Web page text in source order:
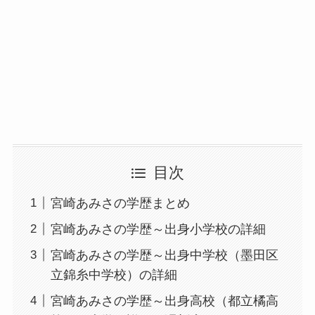
目次
宮崎あみさの学歴まとめ
宮崎あみさの学歴～出身小学校の詳細
宮崎あみさの学歴～出身中学校（墨田区
立錦糸中学校）の詳細
宮崎あみさの学歴～出身高校（都立橘高